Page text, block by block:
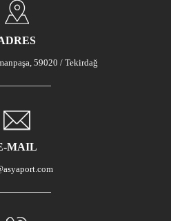
59020 / Tekirdağ
MAIL